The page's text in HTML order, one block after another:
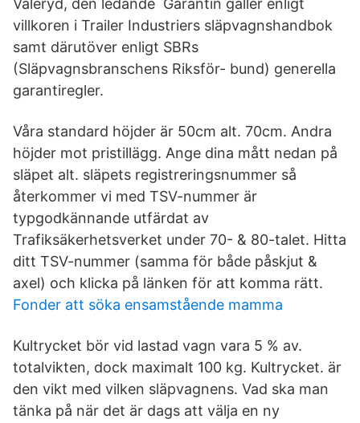
Valeryd, den ledande Garantin gäller enligt
villkoren i Trailer Industriers släpvagnshandbok
samt därutöver enligt SBRs
(Släpvagnsbranschens Riksför- bund) generella
garantiregler.
Våra standard höjder är 50cm alt. 70cm. Andra
höjder mot pristillägg. Ange dina mått nedan på
släpet alt. släpets registreringsnummer så
återkommer vi med TSV-nummer är
typgodkännande utfärdat av
Trafiksäkerhetsverket under 70- & 80-talet. Hitta
ditt TSV-nummer (samma för både påskjut &
axel) och klicka på länken för att komma rätt.
Fonder att söka ensamstående mamma
Kultrycket bör vid lastad vagn vara 5 % av.
totalvikten, dock maximalt 100 kg. Kultrycket. är
den vikt med vilken släpvagnens. Vad ska man
tänka på när det är dags att välja en ny